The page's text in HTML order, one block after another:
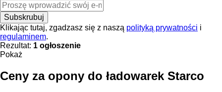
Subskrubuj
Klikając tutaj, zgadzasz się z naszą polityką prywatności i
regulaminem.
Rezultat: 1 ogłoszenie
Pokaż
Ceny za opony do ładowarek Starco